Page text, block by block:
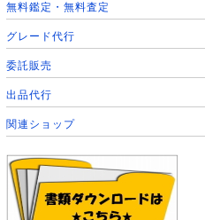
無料鑑定・無料査定
グレード代行
委託販売
出品代行
関連ショップ